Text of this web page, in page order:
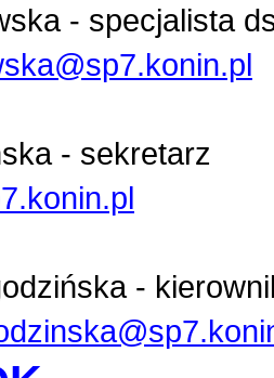
- specjalista
- sekretarz
-